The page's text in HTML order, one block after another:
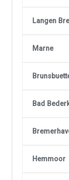
Langen
Marne
Bad
Hemmoor